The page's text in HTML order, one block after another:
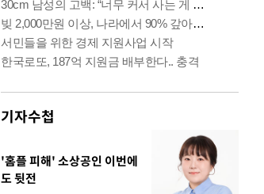
기자수첩
'홈플 피해' 소상공인 이번에
도 뒷전